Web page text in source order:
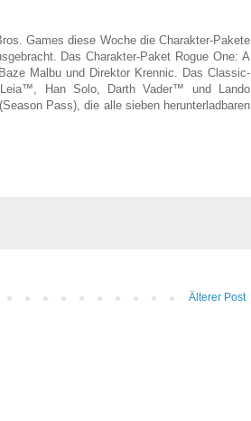
Games diese Woche die Charakter-Pakete
Das Charakter-Paket Rogue One: A
Malbu und Direktor Krennic. Das Classic-
Han Solo, Darth Vader™ und Lando
Pass), die alle sieben herunterladbaren
Älterer Post